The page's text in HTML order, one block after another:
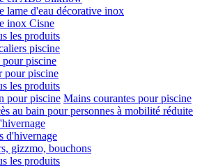
lame d'eau décorative inox
inox Cisne
les produits
piscine
pour piscine
pour piscine
les produits
pour piscine Mains courantes pour piscine
au bain pour personnes à mobilité réduite
d'hivernage
gizzmo, bouchons
les produits